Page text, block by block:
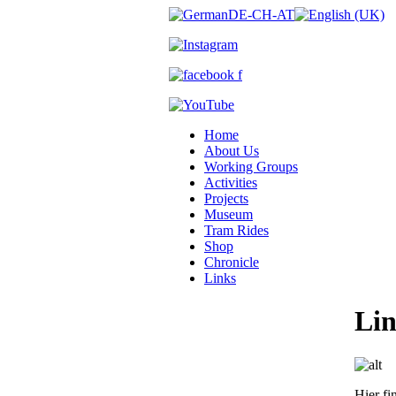
Home
About Us
Working Groups
Activities
Projects
Museum
Tram Rides
Shop
Chronicle
Links